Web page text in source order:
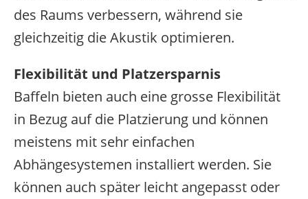
des Raums verbessern, während sie
gleichzeitig die Akustik optimieren.
Flexibilität und Platzersparnis
Baffeln bieten auch eine grosse Flexibilität
in Bezug auf die Platzierung und können
meistens mit sehr einfachen
Abhängesystemen installiert werden. Sie
können auch später leicht angepasst oder